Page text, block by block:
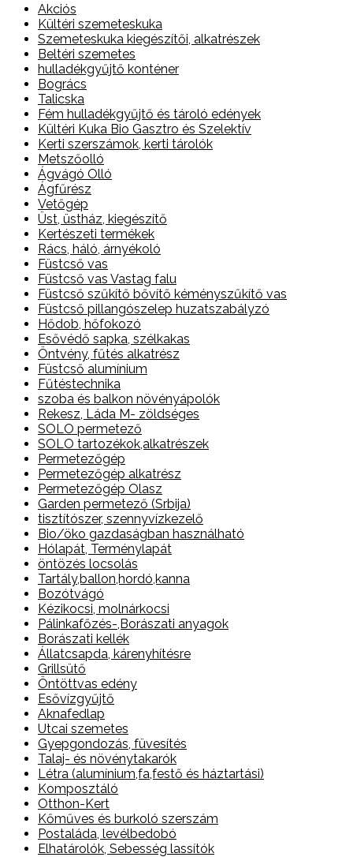
Akciós
Kültéri szemeteskuka
Szemeteskuka kiegészítői, alkatrészek
Beltéri szemetes
hulladékgyűjtő konténer
Bogrács
Talicska
Fém hulladékgyűjtő és tároló edények
Kültéri Kuka Bio Gasztro és Szelektív
Kerti szerszámok, kerti tárolók
Metszőolló
Ágvágó Olló
Ágfűrész
Vetőgép
Üst, üstház, kiegészítő
Kertészeti termékek
Rács, háló, árnyékoló
Füstcső vas
Füstcső vas Vastag falu
Füstcső szűkítő bővítő kéményszűkítő vas
Füstcső pillangószelep huzatszabályzó
Hődob, hőfokozó
Esővédő sapka, szélkakas
Öntvény, fűtés alkatrész
Füstcső alumínium
Fűtéstechnika
szoba és balkon növényápolók
Rekesz, Láda M- zöldséges
SOLO permetező
SOLO tartozékok,alkatrészek
Permetezőgép
Permetezőgép alkatrész
Permetezőgép Olasz
Garden permetező (Srbija)
tisztítószer, szennyvízkezelő
Bio/öko gazdaságban használható
Hólapát, Terménylapát
öntözés locsolás
Tartály,ballon,hordó,kanna
Bozótvágó
Kézikocsi, molnárkocsi
Pálinkafőzés-,Borászati anyagok
Borászati kellék
Állatcsapda, kárenyhítésre
Grillsütő
Öntöttvas edény
Esővízgyűjtő
Aknafedlap
Utcai szemetes
Gyepgondozás, füvesítés
Talaj- és növénytakarók
Létra (alumínium,fa,festő és háztartási)
Komposztáló
Otthon-Kert
Kőműves és burkoló szerszám
Postaláda, levélbedobó
Elhatárolók, Sebesség lassítók